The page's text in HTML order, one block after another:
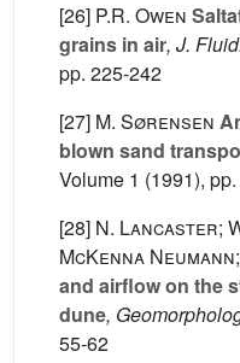
[26] P.R. Owen
grains in air, J.
pp. 225-242
[27] M. Sørensen
blown sand
Volume 1 (1991),
[28] N. Lancaster;
McKenna
and airflow on the
dune,
55-62